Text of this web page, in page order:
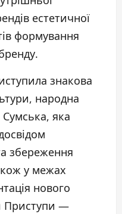
естетичної
формування
знакова
народна
яка
збереження
у межах
нового
Приступи —